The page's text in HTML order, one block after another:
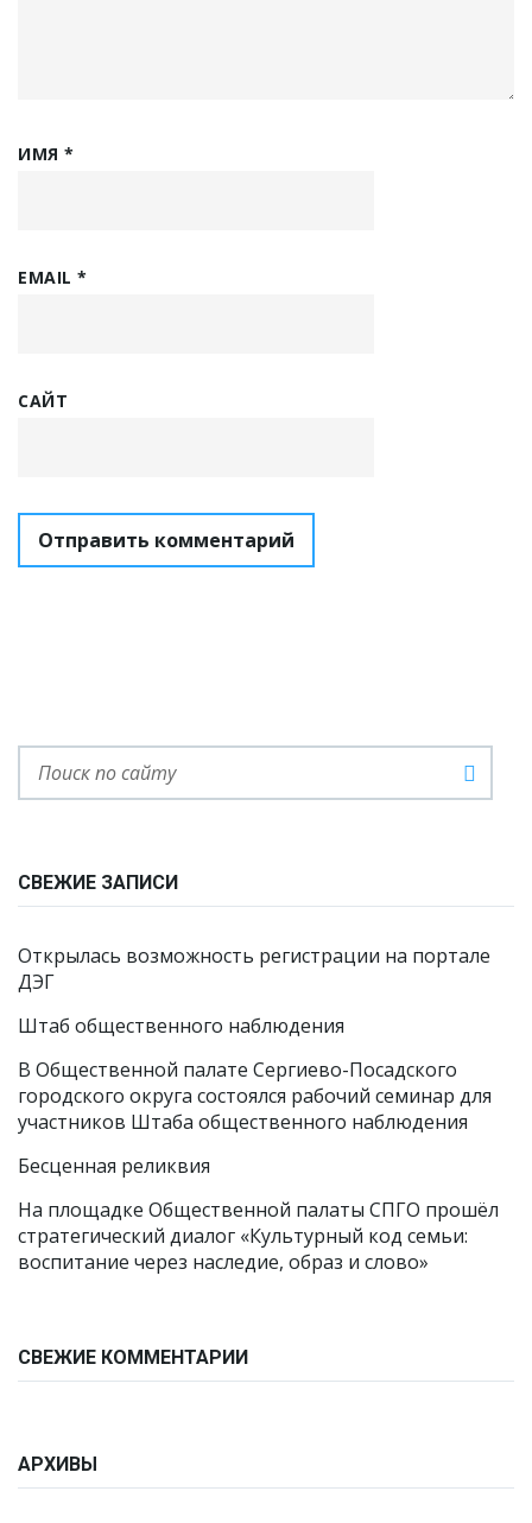
ИМЯ*
EMAIL*
САЙТ
СВЕЖИЕ ЗАПИСИ
Открылась возможность регистрации на портале
ДЭГ
Штаб общественного наблюдения
В Общественной палате Сергиево-Посадского
городского округа состоялся рабочий семинар для
участников Штаба общественного наблюдения
Бесценная реликвия
На площадке Общественной палаты СПГО прошёл
стратегический диалог «Культурный код семьи:
воспитание через наследие, образ и слово»
СВЕЖИЕ КОММЕНТАРИИ
АРХИВЫ